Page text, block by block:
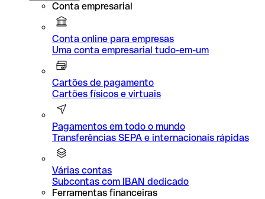
Conta empresarial
Conta online para empresas
Uma conta empresarial tudo-em-um
Cartões de pagamento
Cartões físicos e virtuais
Pagamentos em todo o mundo
Transferências SEPA e internacionais rápidas
Várias contas
Subcontas com IBAN dedicado
Ferramentas financeiras